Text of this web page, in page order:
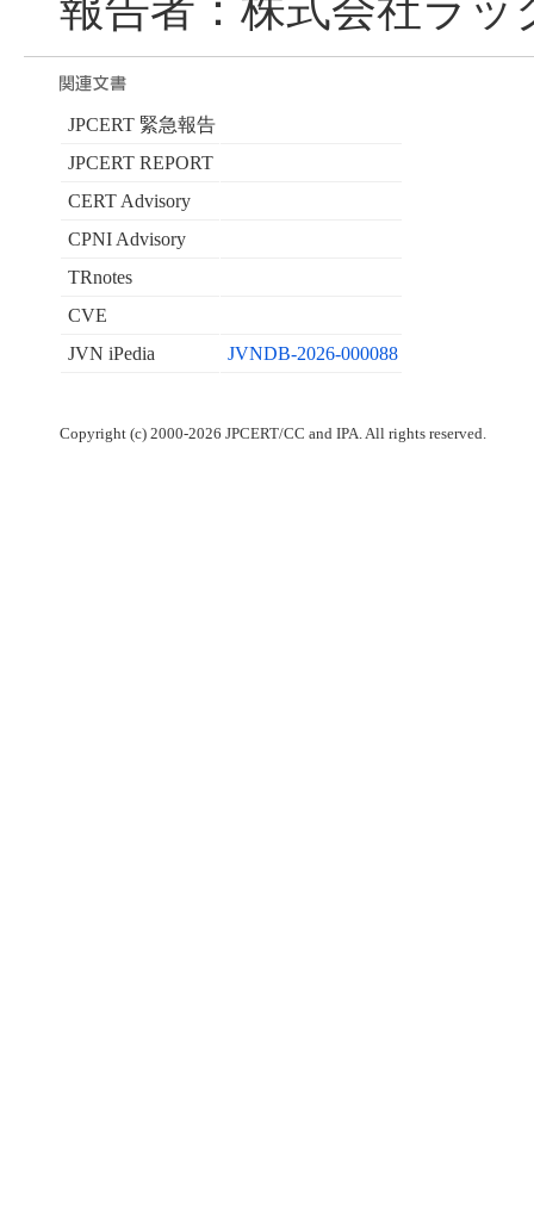
報告者：株式会社ラッ
JPCERT 緊急報告
JPCERT REPORT
CERT Advisory
CPNI Advisory
TRnotes
CVE
JVN iPedia
JVNDB-2026-000088
Copyright (c) 2000-2026 JPCERT/CC and IPA. All rights reserved.